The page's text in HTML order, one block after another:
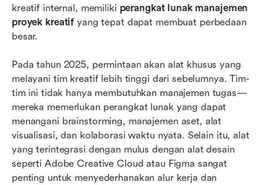
kreatif internal, memiliki perangkat lunak manajemen
proyek kreatif yang tepat dapat membuat perbedaan
besar.
Pada tahun 2025, permintaan akan alat khusus yang
melayani tim kreatif lebih tinggi dari sebelumnya. Tim-
tim ini tidak hanya membutuhkan manajemen tugas—
mereka memerlukan perangkat lunak yang dapat
menangani brainstorming, manajemen aset, alat
visualisasi, dan kolaborasi waktu nyata. Selain itu, alat
yang terintegrasi dengan mulus dengan alat desain
seperti Adobe Creative Cloud atau Figma sangat
penting untuk menyederhanakan alur kerja dan
dengan Alat yang Tepat